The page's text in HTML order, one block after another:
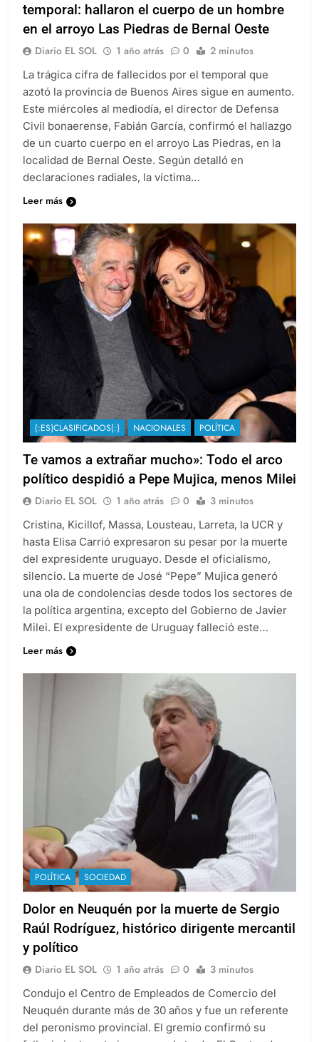
temporal: hallaron el cuerpo de un hombre
en el arroyo Las Piedras de Bernal Oeste
Diario EL SOL 1 año atrás 0 2 minutos
La trágica cifra de fallecidos por el temporal que
azotó la provincia de Buenos Aires sigue en aumento.
Este miércoles al mediodía, el director de Defensa
Civil bonaerense, Fabián García, confirmó el hallazgo
de un cuarto cuerpo en el arroyo Las Piedras, en la
localidad de Bernal Oeste. Según detalló en
declaraciones radiales, la víctima…
Leer más
{:ES}CLASIFICADOS{:} NACIONALES POLÍTICA
Te vamos a extrañar mucho»: Todo el arco
político despidió a Pepe Mujica, menos Milei
Diario EL SOL 1 año atrás 0 3 minutos
Cristina, Kicillof, Massa, Lousteau, Larreta, la UCR y
hasta Elisa Carrió expresaron su pesar por la muerte
del expresidente uruguayo. Desde el oficialismo,
silencio. La muerte de José “Pepe” Mujica generó
una ola de condolencias desde todos los sectores de
la política argentina, excepto del Gobierno de Javier
Milei. El expresidente de Uruguay falleció este…
Leer más
POLÍTICA SOCIEDAD
Dolor en Neuquén por la muerte de Sergio
Raúl Rodríguez, histórico dirigente mercantil
y político
Diario EL SOL 1 año atrás 0 3 minutos
Condujo el Centro de Empleados de Comercio del
Neuquén durante más de 30 años y fue un referente
del peronismo provincial. El gremio confirmó su